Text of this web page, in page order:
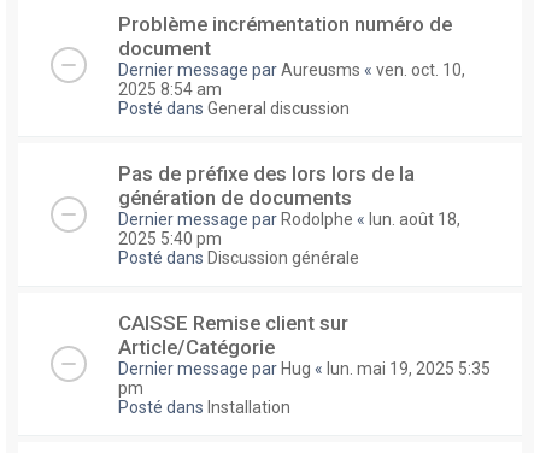
Problème incrémentation numéro de
document
Dernier message parAureusms « ven. oct. 10,
2025 8:54 am
Posté dans General discussion
Pas de préfixe des lors lors de la
génération de documents
Dernier message par Rodolphe « lun. août 18,
2025 5:40 pm
Posté dans Discussion générale
CAISSE Remise client sur
Article/Catégorie
Dernier message par Hug « lun. mai 19, 2025 5:35
pm
Posté dans Installation